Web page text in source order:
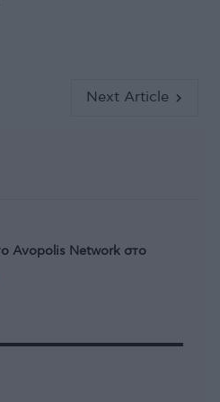
Next Article
Avopolis Network στο